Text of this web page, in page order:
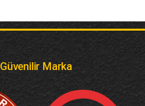
Güvenilir Marka